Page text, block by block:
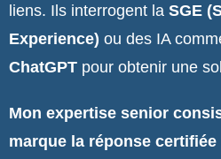
liens. Ils interrogent la SGE
Experience) ou des IA
ChatGPT pour obtenir une
Mon expertise senior
marque la réponse certifiée